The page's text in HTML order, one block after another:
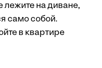
лежите на диване,
само собой.
в квартире